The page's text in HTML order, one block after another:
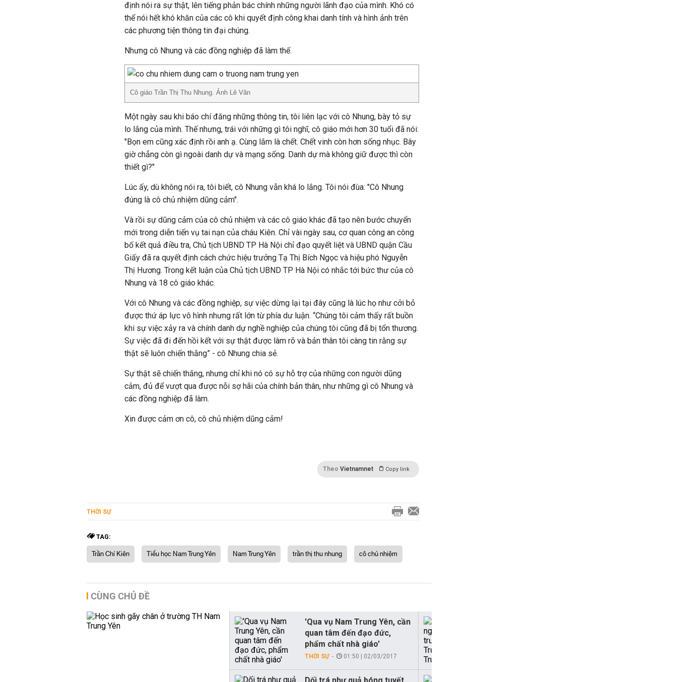
định nói ra sự thật, lên tiếng phản bác chính những người lãnh đạo của mình. Khó có
thể nói hết khó khăn của các cô khi quyết định công khai danh tính và hình ảnh trên
các phương tiện thông tin đại chúng.
Nhưng cô Nhung và các đồng nghiệp đã làm thế.
Cô giáo Trần Thị Thu Nhung. Ảnh Lê Văn
Một ngày sau khi báo chí đăng những thông tin, tôi liên lạc với cô Nhung, bày tỏ sự
lo lắng của mình. Thế nhưng, trái với những gì tôi nghĩ, cô giáo mới hơn 30 tuổi đã nói:
"Bọn em cũng xác định rồi anh ạ. Cùng lắm là chết. Chết vinh còn hơn sống nhục. Bây
giờ chẳng còn gì ngoài danh dự và mạng sống. Danh dự mà không giữ được thì còn
thiết gì?"
Lúc ấy, dù không nói ra, tôi biết, cô Nhung vẫn khá lo lắng. Tôi nói đùa: "Cô Nhung
đúng là cô chủ nhiệm dũng cảm".
Và rồi sự dũng cảm của cô chủ nhiệm và các cô giáo khác đã tạo nên bước chuyển
mới trong diễn tiến vụ tai nạn của cháu Kiên. Chỉ vài ngày sau, cơ quan công an công
bố kết quả điều tra, Chủ tịch UBND TP Hà Nội chỉ đạo quyết liệt và UBND quận Cầu
Giấy đã ra quyết định cách chức hiệu trưởng Tạ Thị Bích Ngọc và hiệu phó Nguyễn
Thị Hương. Trong kết luận của Chủ tịch UBND TP Hà Nội có nhắc tới bức thư của cô
Nhung và 18 cô giáo khác.
Với cô Nhung và các đồng nghiệp, sự việc dừng lại tại đây cũng là lúc họ như cởi bỏ
được thứ áp lực vô hình nhưng rất lớn từ phía dư luận. “Chúng tôi cảm thấy rất buồn
khi sự việc xảy ra và chính danh dự nghề nghiệp của chúng tôi cũng đã bị tổn thương.
Sự việc đã đi đến hồi kết với sự thật được làm rõ và bản thân tôi càng tin rằng sự
thật sẽ luôn chiến thắng” - cô Nhung chia sẻ.
Sự thật sẽ chiến thắng, nhưng chỉ khi nó có sự hỗ trợ của những con người dũng
cảm, đủ để vượt qua được nỗi sợ hãi của chính bản thân, như những gì cô Nhung và
các đồng nghiệp đã làm.
Xin được cảm ơn cô, cô chủ nhiệm dũng cảm!
Theo Vietnamnet Copy link
THỜI SỰ
TAG:
Trần Chí Kiên Tiểu học Nam Trung Yên Nam Trung Yên trần thị thu nhung cô chủ nhiệm
CÙNG CHỦ ĐỀ
'Qua vụ Nam Trung Yên, cần
quan tâm đến đạo đức,
phẩm chất nhà giáo'
THỜI SỰ 01:50 | 02/03/2017